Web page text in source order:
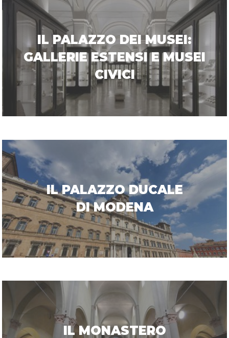
IL PALAZZO DEI MUSEI:
GALLERIE ESTENSI E MUSEI
CIVICI
IL PALAZZO DUCALE
DI MODENA
IL MONASTERO